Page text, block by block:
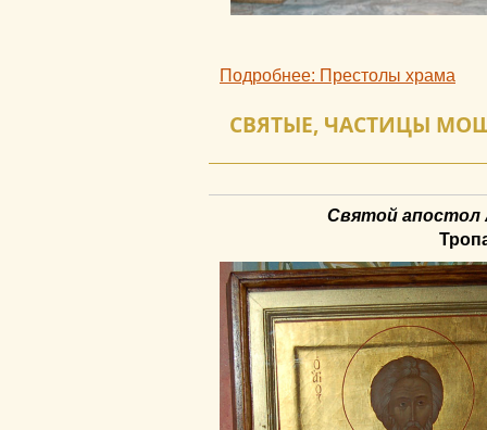
Подробнее: Престолы храма
СВЯТЫЕ, ЧАСТИЦЫ
Святой апостол